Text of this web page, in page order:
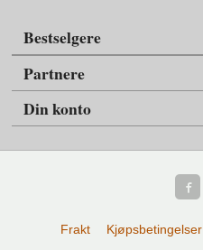
Bestselgere
Partnere
Din konto
Frakt Kjøpsbetingelser